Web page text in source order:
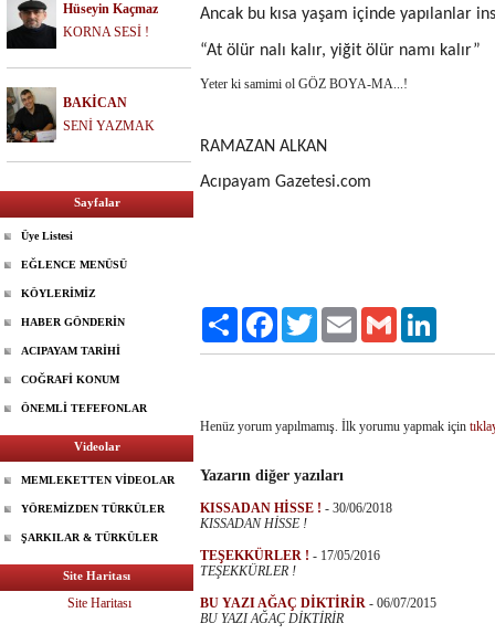
Hüseyin Kaçmaz
KORNA SESİ !
BAKİCAN
SENİ YAZMAK
Sayfalar
Üye Listesi
EĞLENCE MENÜSÜ
KÖYLERİMİZ
HABER GÖNDERİN
ACIPAYAM TARİHİ
COĞRAFİ KONUM
ÖNEMLİ TEFEFONLAR
Videolar
MEMLEKETTEN VİDEOLAR
YÖREMİZDEN TÜRKÜLER
ŞARKILAR & TÜRKÜLER
Site Haritası
Site Haritası
Ancak bu kısa yaşam içinde yapılanlar
“At ölür nalı kalır, yiğit ölür namı kalır”
Yeter ki samimi ol GÖZ BOYA-MA...!
RAMAZAN ALKAN
Acıpayam Gazetesi.com
Paylaş FacebookTwitter Email Gmail
Henüz yorum yapılmamış. İlk yorumu yapmak için
Yazarın diğer yazıları
KISSADAN HİSSE ! - 30/06/2018
KISSADAN HİSSE !
TEŞEKKÜRLER ! - 17/05/2016
TEŞEKKÜRLER !
BU YAZI AĞAÇ DİKTİRİR - 06/07/2015
BU YAZI AĞAÇ DİKTİRİR